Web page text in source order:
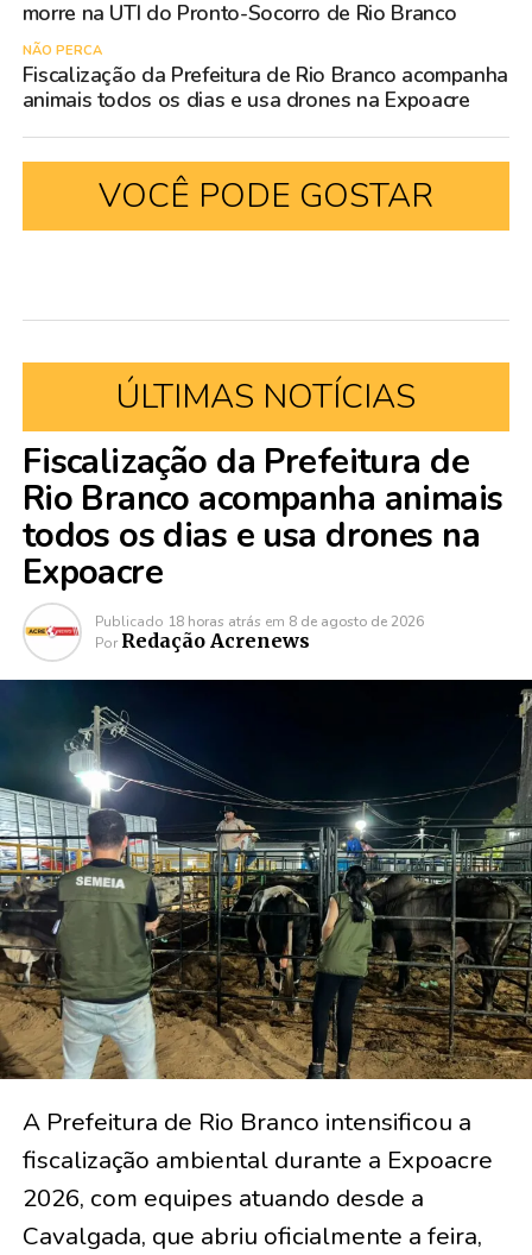
morre na UTI do Pronto-Socorro de Rio Branco
NÃO PERCA
Fiscalização da Prefeitura de Rio Branco acompanha
animais todos os dias e usa drones na Expoacre
VOCÊ PODE GOSTAR
ÚLTIMAS NOTÍCIAS
Fiscalização da Prefeitura de
Rio Branco acompanha animais
todos os dias e usa drones na
Expoacre
Publicado 18 horas atrás em 8 de agosto de 2026
Por Redação Acrenews
A Prefeitura de Rio Branco intensificou a
fiscalização ambiental durante a Expoacre
2026, com equipes atuando desde a
Cavalgada, que abriu oficialmente a feira,